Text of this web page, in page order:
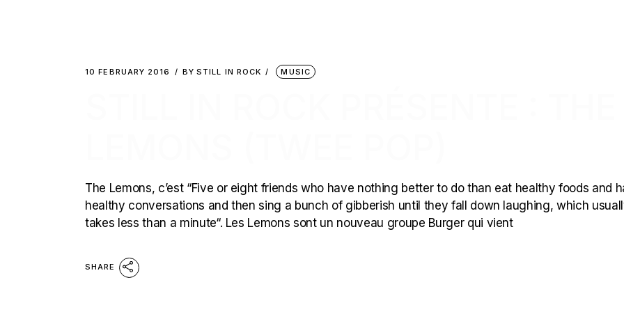
10 FEBRUARY 2016 BY STILL IN ROCK MUSIC
The Lemons, c’est “Five or eight friends who have nothing better to do than eat healthy foods and
healthy conversations and then sing a bunch of gibberish until they fall down laughing, which
takes less than a minute“. Les Lemons sont un nouveau groupe Burger qui vient
SHARE